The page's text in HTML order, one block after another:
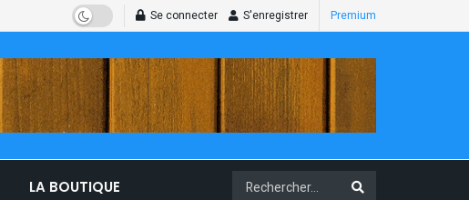
Se connecter S'enregistrer Premium
LA BOUTIQUE